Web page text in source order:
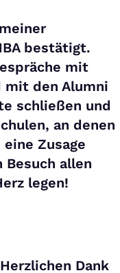
bestätigt.
mit
mit den Alumni
schließen und
an denen
Zusage
allen
legen!
Dank